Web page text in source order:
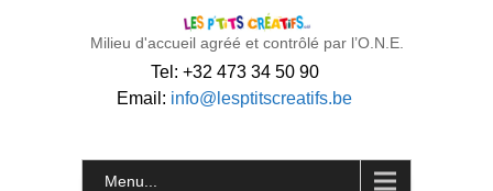
Milieu d'accueil agréé et contrôlé par l’O.N.E.
Tel: +32 473 34 50 90
Email: info@lesptitscreatifs.be
Menu...